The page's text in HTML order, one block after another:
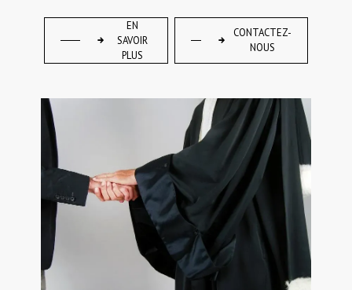
EN
SAVOIR
PLUS
CONTACTEZ-
NOUS